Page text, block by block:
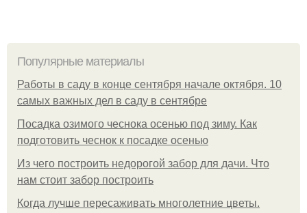
Популярные материалы
Работы в саду в конце сентября начале октября. 10
самых важных дел в саду в сентябре
Посадка озимого чеснока осенью под зиму. Как
подготовить чеснок к посадке осенью
Из чего построить недорогой забор для дачи. Что
нам стоит забор построить
Когда лучше пересаживать многолетние цветы.